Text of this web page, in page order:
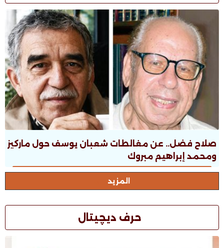
صلاح فضل.. عن مغالطات شعبان يوسف حول ماركيز
ومحمد إبراهيم مبروك
المزيد
حرف ديچيتال